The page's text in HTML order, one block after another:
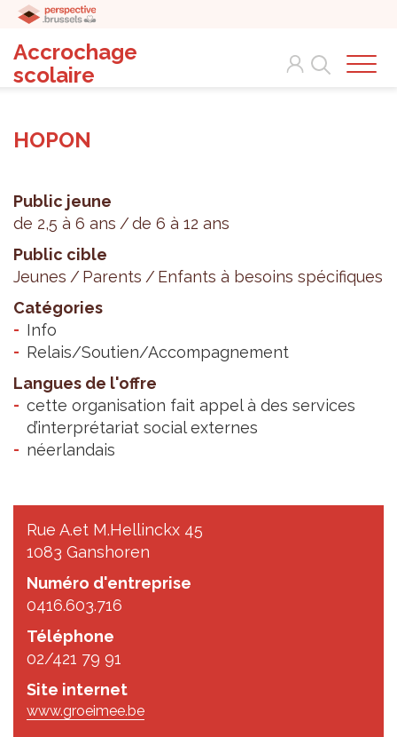
Accrochage
scolaire
Search
HOPON
Public jeune
de 2,5 à 6 ans
de 6 à 12 ans
Public cible
Jeunes
Parents
Enfants à besoins spécifiques
Catégories
Info
Relais/Soutien/Accompagnement
Langues de l'offre
cette organisation fait appel à des services
d’interprétariat social externes
néerlandais
Rue A.et M.Hellinckx 45
1083 Ganshoren
Numéro d'entreprise
0416.603.716
Téléphone
02/421 79 91
Site internet
www.groeimee.be